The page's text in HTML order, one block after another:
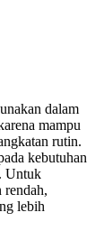
dalam
mampu
rutin.
kebutuhan
Untuk
rendah,
lebih